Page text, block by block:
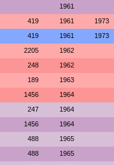
1961
419 1961 1973
419 1961 1973
2205 1962
248 1962
189 1963
1456 1964
247 1964
1456 1964
488 1965
488 1965